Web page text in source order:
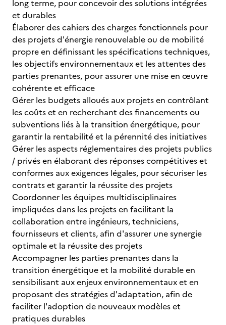
long terme, pour concevoir des solutions intégrées
et durables
Élaborer des cahiers des charges fonctionnels pour
des projets d'énergie renouvelable ou de mobilité
propre en définissant les spécifications techniques,
les objectifs environnementaux et les attentes des
parties prenantes, pour assurer une mise en œuvre
cohérente et efficace
Gérer les budgets alloués aux projets en contrôlant
les coûts et en recherchant des financements ou
subventions liés à la transition énergétique, pour
garantir la rentabilité et la pérennité des initiatives
Gérer les aspects réglementaires des projets publics
/ privés en élaborant des réponses compétitives et
conformes aux exigences légales, pour sécuriser les
contrats et garantir la réussite des projets
Coordonner les équipes multidisciplinaires
impliquées dans les projets en facilitant la
collaboration entre ingénieurs, techniciens,
fournisseurs et clients, afin d'assurer une synergie
optimale et la réussite des projets
Accompagner les parties prenantes dans la
transition énergétique et la mobilité durable en
sensibilisant aux enjeux environnementaux et en
proposant des stratégies d'adaptation, afin de
faciliter l'adoption de nouveaux modèles et
pratiques durables